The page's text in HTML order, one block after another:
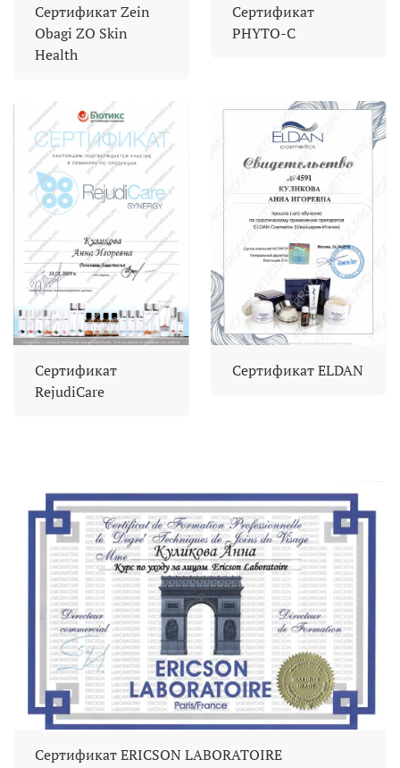
Сертификат Zein
Obagi ZO Skin
Health
Сертификат
PHYTO-C
Сертификат
RejudiCare
Сертификат ELDAN
Сертификат ERICSON LABORATOIRE